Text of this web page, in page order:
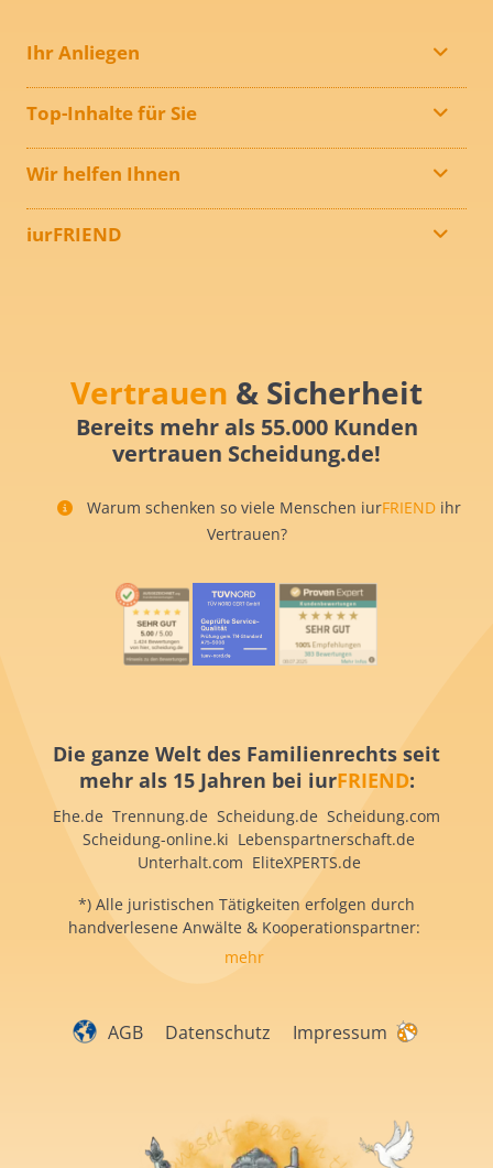
Ihr Anliegen
Top-Inhalte für Sie
Wir helfen Ihnen
iurFRIEND
Vertrauen & Sicherheit
Bereits mehr als 55.000 Kunden
vertrauen Scheidung.de!
Warum schenken so viele Menschen iurFRIEND ihr
Vertrauen?
Die ganze Welt des Familienrechts seit
mehr als 15 Jahren bei iurFRIEND:
Ehe.de Trennung.de Scheidung.de Scheidung.com
Scheidung-online.ki Lebenspartnerschaft.de
Unterhalt.com EliteXPERTS.de
*) Alle juristischen Tätigkeiten erfolgen durch
handverlesene Anwälte & Kooperationspartner:
mehr
AGB Datenschutz Impressum